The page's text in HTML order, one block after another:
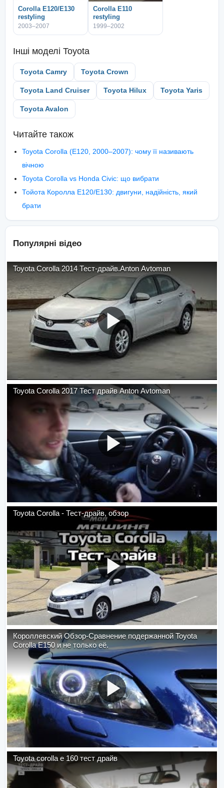
Corolla E120/E130
restyling
2003–2007
Corolla E110
restyling
1999–2002
Інші моделі Toyota
Toyota Camry Toyota Crown
Toyota Land Cruiser Toyota Hilux Toyota Yaris
Toyota Avalon
Читайте також
Toyota Corolla (E120, 2000–2007): чому її називають
вічною
Toyota Corolla vs Honda Civic: що вибрати
Тойота Королла E120/E130: двигуни, надійність, який
брати
Популярні відео
Toyota Corolla 2014 Тест-драйв.Anton Avtoman
Toyota Corolla 2017 Тест драйв Anton Avtoman
Toyota Corolla - Тест-драйв, обзор
Короллевский Обзор-Сравнение подержанной Toyota
Corolla E150 и не только её.
Toyota corolla e 160 тест драйв